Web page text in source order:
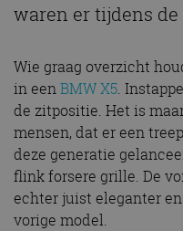
waren er tijdens
Wie graag overzicht
in eenBMW X5.
de zitpositie. Het is
mensen, dat er een
deze generatie
flink forsere grille. De
echter juist eleganter
vorige model.